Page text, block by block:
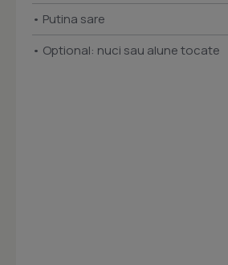
• Putina sare
• Optional: nuci sau alune tocate